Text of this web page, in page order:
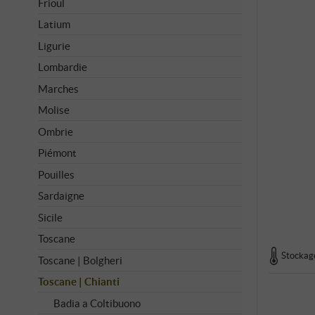
Frioul
Latium
Ligurie
Lombardie
Marches
Molise
Ombrie
Piémont
Pouilles
Sardaigne
Sicile
Toscane
Toscane | Bolgheri
Toscane | Chianti
Badia a Coltibuono